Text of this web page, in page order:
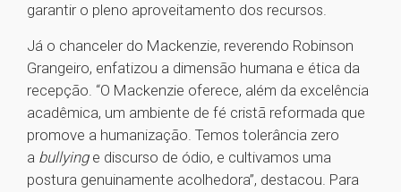
garantir o pleno aproveitamento dos recursos.
Já o chanceler do Mackenzie, reverendo Robinson
Grangeiro, enfatizou a dimensão humana e ética da
recepção. “O Mackenzie oferece, além da excelência
acadêmica, um ambiente de fé cristã reformada que
promove a humanização. Temos tolerância zero
a bullyinge discurso de ódio, e cultivamos uma
postura genuinamente acolhedora”, destacou. Para